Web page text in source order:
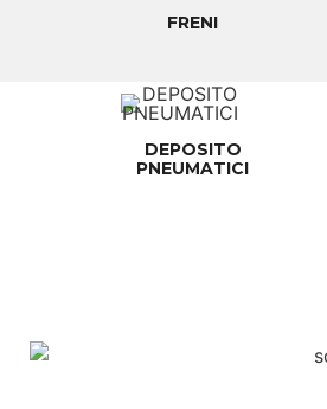
FRENI
DEPOSITO
PNEUMATICI